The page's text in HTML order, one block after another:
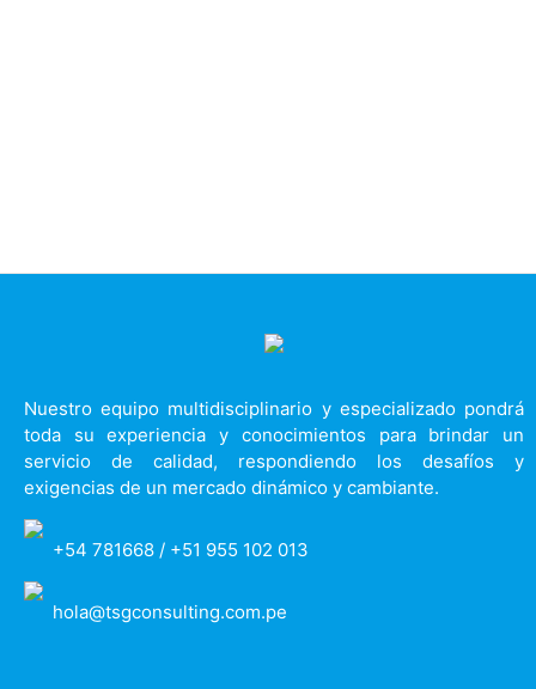
Nuestro equipo multidisciplinario y especializado pondrá
toda su experiencia y conocimientos para brindar un
servicio de calidad, respondiendo los desafíos y
exigencias de un mercado dinámico y cambiante.
+54 781668 / +51 955 102 013
hola@tsgconsulting.com.pe